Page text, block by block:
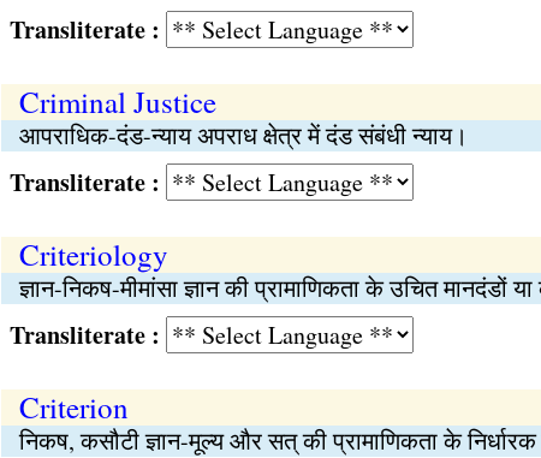
Transliterate :
Criminal Justice
आपराधिक-दंड-न्याय अपराध क्षेत्र में दंड संबंधी न्याय।
Transliterate :
Criteriology
ज्ञान-निकष-मीमांसा ज्ञान की प्रामाणिकता के उचित मानदंडों
Transliterate :
Criterion
निकष, कसौटी ज्ञान-मूल्य और सत् की प्रामाणिकता के निर्धारक